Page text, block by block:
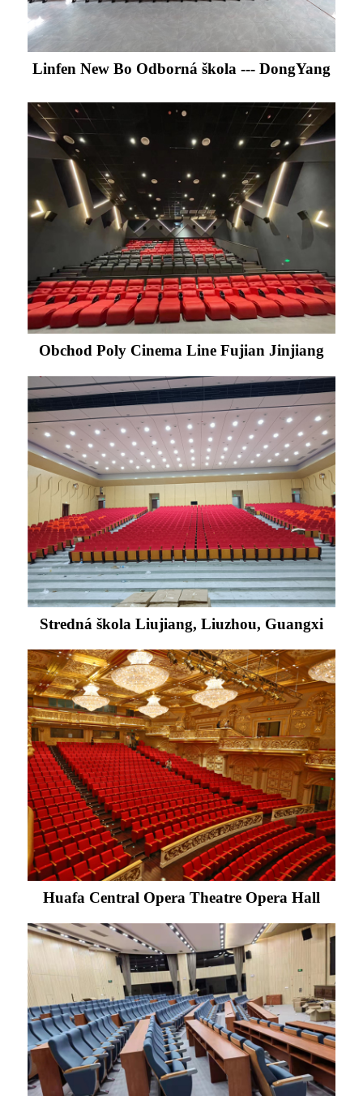
Linfen New Bo Odborná škola --- DongYang
Obchod Poly Cinema Line Fujian Jinjiang
Stredná škola Liujiang, Liuzhou, Guangxi
Huafa Central Opera Theatre Opera Hall